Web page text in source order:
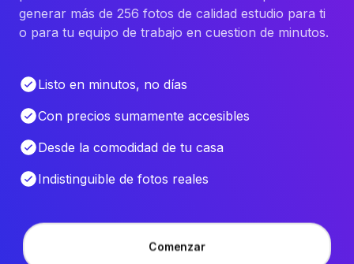
generar más de 256 fotos de calidad estudio para ti
o para tu equipo de trabajo en cuestion de minutos.
Listo en minutos, no días
Con precios sumamente accesibles
Desde la comodidad de tu casa
Indistinguible de fotos reales
Comenzar